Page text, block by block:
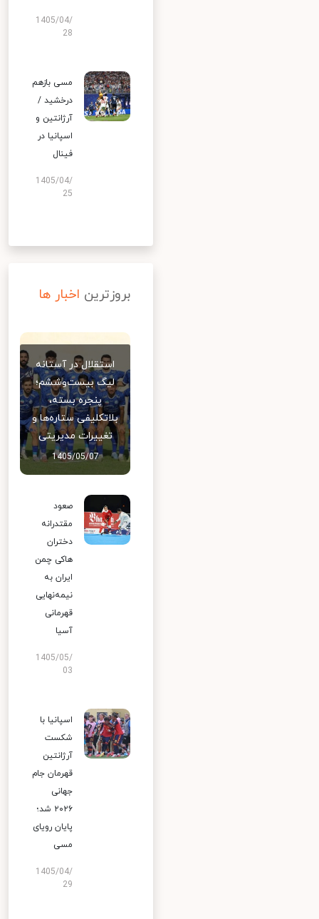
1405/04/
28
مسی بازهم
درخشید /
آرژانتین و
اسپانیا در
فینال
1405/04/
25
بروزترین اخبار ها
استقلال در آستانه
لیگ بیست‌وششم؛
پنجره بسته،
بلاتکلیفی ستاره‌ها و
تغییرات مدیریتی
1405/05/07
صعود
مقتدرانه
دختران
هاکی چمن
ایران به
نیمه‌نهایی
قهرمانی
آسیا
1405/05/
03
اسپانیا با
شکست
آرژانتین
قهرمان جام
جهانی
۲۰۲۶ شد؛
پایان رویای
مسی
1405/04/
29